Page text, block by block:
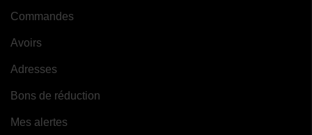
Commandes
Avoirs
Adresses
Bons de réduction
Mes alertes